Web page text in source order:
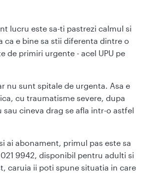
lucru este sa-ti pastrezi calmul si
ca e bine sa stii diferenta dintre o
de primiri urgente - acel UPU pe
nu sunt spitale de urgenta. Asa e
cu traumatisme severe, dupa
cineva drag se afla intr-o astfel
ai abonament, primul pas este sa
9942, disponibil pentru adulti si
caruia ii poti spune situatia in care